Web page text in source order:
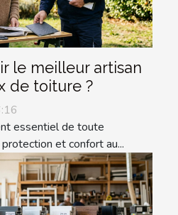
le meilleur artisan
de toiture ?
essentiel de toute
et confort au...